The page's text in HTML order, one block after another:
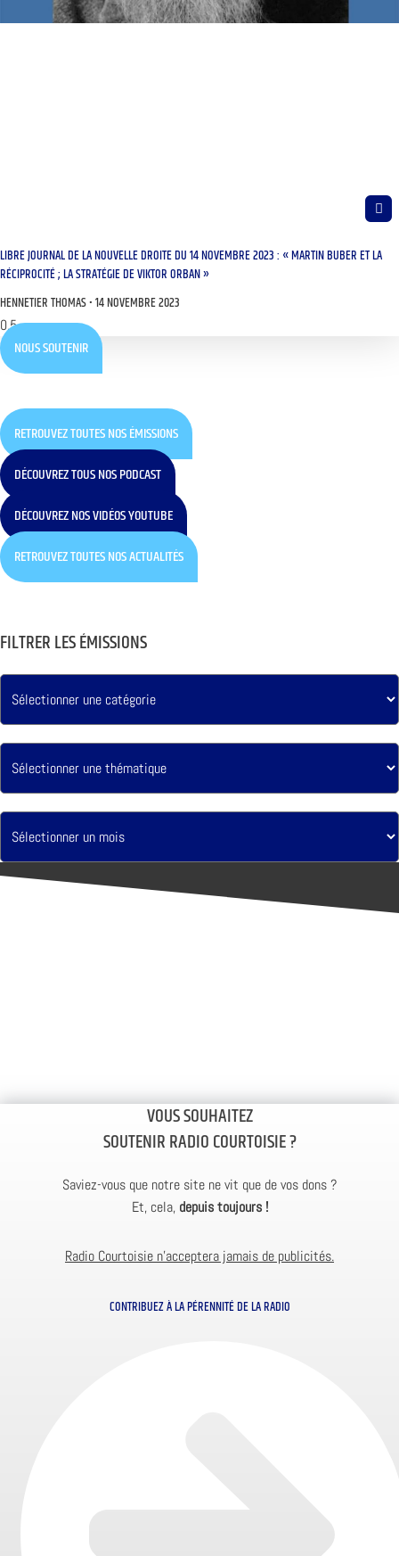
LIBRE JOURNAL DE LA NOUVELLE DROITE DU 14 NOVEMBRE 2023 : « MARTIN BUBER ET LA
RÉCIPROCITÉ ; LA STRATÉGIE DE VIKTOR ORBAN »
HENNETIER THOMAS 14 NOVEMBRE 2023
NOUS SOUTENIR
RETROUVEZ TOUTES NOS ÉMISSIONS
DÉCOUVREZ TOUS NOS PODCAST
DÉCOUVREZ NOS VIDÉOS YOUTUBE
RETROUVEZ TOUTES NOS ACTUALITÉS
FILTRER LES ÉMISSIONS
VOUS SOUHAITEZ
SOUTENIR RADIO COURTOISIE ?
Saviez-vous que notre site ne vit que de vos dons ?
Et, cela, depuis toujours !
Radio Courtoisie n’acceptera jamais de publicités.
CONTRIBUEZ À LA PÉRENNITÉ DE LA RADIO